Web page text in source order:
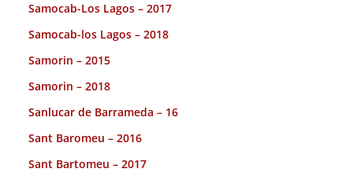
Samocab-Los Lagos – 2017
Samocab-los Lagos – 2018
Samorin – 2015
Samorin – 2018
Sanlucar de Barrameda – 16
Sant Baromeu – 2016
Sant Bartomeu – 2017